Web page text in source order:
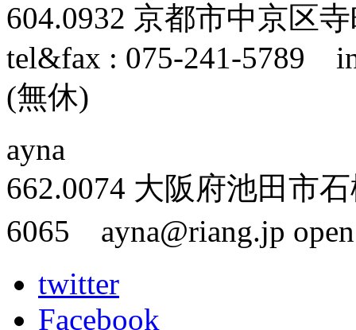
604.0932 京都市中京区
tel&fax : 075-241-5789
(無休)
ayna
662.0074 大阪府池田市
6065 ayna@riang.jp
twitter
Facebook